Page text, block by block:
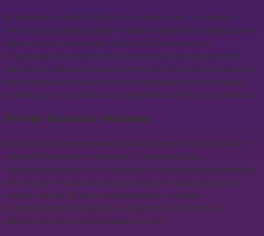
Если много вишней падает в вашем сне, это может
быть предупреждением о финансовой нестабильности
или потере денежных средств. Возможно, вы
совершаете опрометчивые решения, которые могут
привести к финансовым потерям. Будьте осторожны в
своих финансовых делах и принимайте обдуманные
решения, чтобы избежать неприятностей или убытков.
Потеря близкого человека
Видеть падающие вишни также может быть связано с
потерей близкого человека. Это может быть
предупреждением о возможности разрыва отношений
или утрате человека, который играет важную роль в
вашей жизни. Будьте внимательны к своим
отношениям и старайтесь укреплять их, чтобы
предотвратить возможные потери.